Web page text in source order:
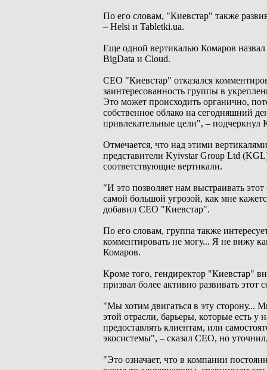
По его словам, "Киевстар" также
– Helsi и Tabletki.ua.
Еще одной вертикалью Комаров
BigData и Cloud.
CEO "Киевстар" отказался
заинтересованность группы в
Это может происходить органично,
собственное облако на сегодняшний
привлекательные цели", – подчеркнул
Отмечается, что над этими
представители Kyivstar Group Ltd
соответствующие вертикали.
"И это позволяет нам выстраивать
самой большой угрозой, как мне
добавил СЕО "Киевстар".
По его словам, группа также
комментировать не могу... Я не вижу
Комаров.
Кроме того, гендиректор "Киевстар"
призвал более активно развивать этот
"Мы хотим двигаться в эту сторону...
этой отрасли, барьеры, которые есть
предоставлять клиентам, или
экосистемы", – сказал CEO, но
"Это означает, что в компании